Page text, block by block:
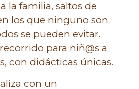
la familia, saltos de
los que ninguno son
se pueden evitar.
para niñ@s a
con didácticas únicas.
con un